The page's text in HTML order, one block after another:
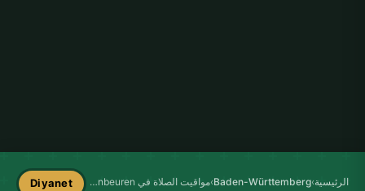
الرئيسية›
Baden-Württemberg
› مواقيت الصلاة في Meckenbeuren Diyanet